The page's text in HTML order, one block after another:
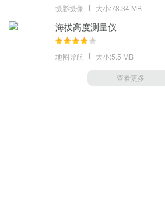
摄影摄像 大小:78.34 MB
海拔高度测量仪
地图导航 大小:5.5 MB
查看更多